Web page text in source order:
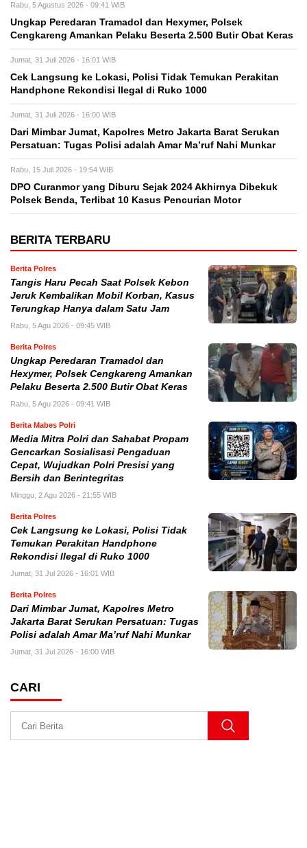
Rabu, 5 Agustus 2026 - 09:41 WIB
Ungkap Peredaran Tramadol dan Hexymer, Polsek
Cengkareng Amankan Pelaku Beserta 2.500 Butir Obat Keras
Jumat, 31 Juli 2026 - 16:01 WIB
Cek Langsung ke Lokasi, Polisi Tidak Temukan Perakitan
Handphone Rekondisi Ilegal di Ruko 1000
Jumat, 31 Juli 2026 - 16:00 WIB
Dari Mimbar Jumat, Kapolres Metro Jakarta Barat Serukan
Persatuan: Tugas Polisi adalah Amar Ma’ruf Nahi Munkar
Rabu, 15 Juli 2026 - 19:54 WIB
DPO Curanmor yang Diburu Sejak 2024 Akhirnya Dibekuk
Polsek Benda, Terlibat 10 Kasus Pencurian Motor
BERITA TERBARU
Berita Polres
Tangis Haru Pecah Saat Polsek Kebon
Jeruk Kembalikan Mobil Korban, Kasus
Terungkap Hanya dalam Satu Jam
Rabu, 5 Agu 2026 - 09:45 WIB
Berita Polres
Ungkap Peredaran Tramadol dan
Hexymer, Polsek Cengkareng Amankan
Pelaku Beserta 2.500 Butir Obat Keras
Rabu, 5 Agu 2026 - 09:41 WIB
Berita Mabes Polri
Media Mitra Polri dan Sahabat Propam
Gencarkan Sosialisasi Pengaduan
Cepat, Wujudkan Polri Presisi yang
Bersih dan Berintegritas
Minggu, 2 Agu 2026 - 21:55 WIB
Berita Polres
Cek Langsung ke Lokasi, Polisi Tidak
Temukan Perakitan Handphone
Rekondisi Ilegal di Ruko 1000
Jumat, 31 Jul 2026 - 16:01 WIB
Berita Polres
Dari Mimbar Jumat, Kapolres Metro
Jakarta Barat Serukan Persatuan: Tugas
Polisi adalah Amar Ma’ruf Nahi Munkar
Jumat, 31 Jul 2026 - 16:00 WIB
CARI